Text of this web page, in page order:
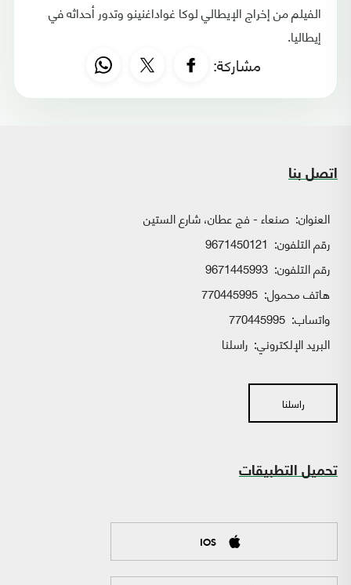
الفيلم من إخراج الإيطالي لوكا غواداغنينو وتدور أحداثه في
إيطاليا.
مشاركة:
اتصل بنا
العنوان: صنعاء - فج عطان، شارع الستين
رقم التلفون: 9671450121
رقم التلفون: 9671445993
هاتف محمول: 770445995
واتساب:
البريد الإلكتروني: راسلنا
راسلنا
تحميل التطبيقات
IOS